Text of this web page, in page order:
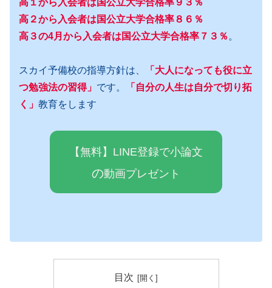
高１から入会者は国公立大学合格率９３％
高２から入会者は国公立大学合格率８６％
高３の4月から入会者は国公立大学合格率７３％。
スカイ予備校の指導方針は、
「大人になっても役に立
つ勉強法の習得」 です。
「自分の人生は自分で切り拓
く」 教育をします
【無料】LINE登録で小論文
の動画プレゼン ト
目次